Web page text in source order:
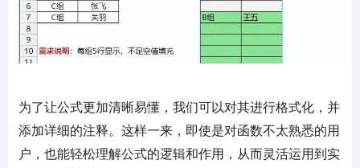
为了让公式更加清晰易懂，我们可以对其进行格式化，并
添加详细的注释。这样一来，即使是对函数不太熟悉的用
户，也能轻松理解公式的逻辑和作用，从而灵活运用到实